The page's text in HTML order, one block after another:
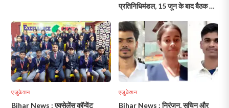
प्रतिनिधिमंडल, 15 जून के बाद बैठक का
एजुकेशन
Bihar News : एक्सेलेंस कॉन्वेंट
एजुकेशन
Bihar News : निरंजन, सचिन और